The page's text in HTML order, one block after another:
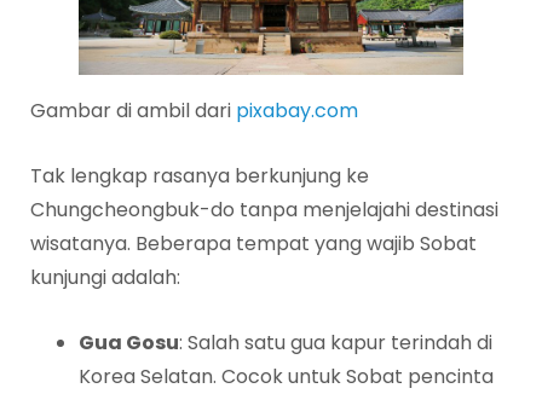
Gambar di ambil dari pixabay.com
Tak lengkap rasanya berkunjung ke
Chungcheongbuk-do tanpa menjelajahi destinasi
wisatanya. Beberapa tempat yang wajib Sobat
kunjungi adalah:
Gua Gosu: Salah satu gua kapur terindah di
Korea Selatan. Cocok untuk Sobat pencinta